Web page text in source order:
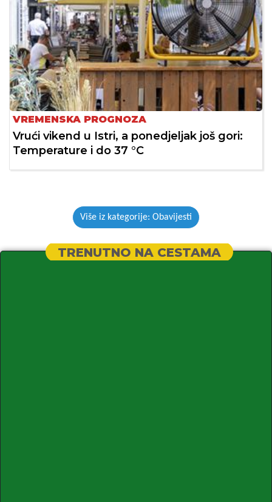
VREMENSKA PROGNOZA
Vrući vikend u Istri, a ponedjeljak još gori:
Temperature i do 37 °C
Više iz kategorije: Obavijesti
TRENUTNO NA CESTAMA